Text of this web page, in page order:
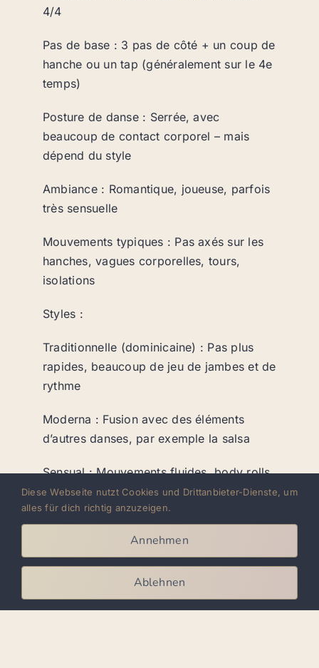
4/4
Pas de base : 3 pas de côté + un coup de
hanche ou un tap (généralement sur le 4e
temps)
Posture de danse : Serrée, avec
beaucoup de contact corporel – mais
dépend du style
Ambiance : Romantique, joueuse, parfois
très sensuelle
Mouvements typiques : Pas axés sur les
hanches, vagues corporelles, tours,
isolations
Styles :
Traditionnelle (dominicaine) : Pas plus
rapides, beaucoup de jeu de jambes et de
rythme
Moderna : Fusion avec des éléments
d’autres danses, par exemple la salsa
Sensual : Mouvements fluides, body rolls,
contact étroit – souvent sur des remixes
de bachata modernes
Diese Webseite nutzt Cookies und Drittanbieter-Dienste, um
alles für dich richtig anzuzeigen.
Annehmen
Ablehnen